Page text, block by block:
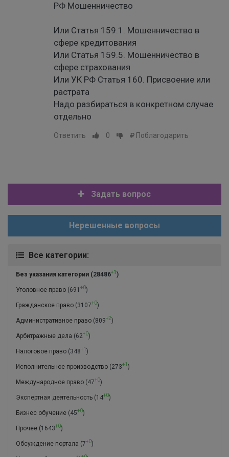
РФ Мошенничество
Или Статья 159.1. Мошенничество в
сфере кредитования
Или Статья 159.5. Мошенничество в
сфере страхования
Или УК РФ Статья 160. Присвоение или
растрата
Надо разбираться в конкретном случае
отдельно
Ответить 0 Поблагодарить
Задать вопрос
Нерешенные вопросы
Все категории:
Без указания категории (28486+1 )
Уголовное право (691 +0)
Гражданское право (3107+0)
Административное право (809+2)
Арбитражные дела (62+0)
Налоговое право (348+1 )
Исполнительное производство (273+1 )
Международное право (47+0)
Экспертная деятельность (14+0)
Бизнес обучение (45+0)
Прочее (1643+0)
Обсуждение портала (7+0)